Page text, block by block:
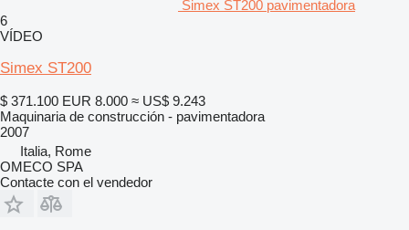
Simex ST200 pavimentadora
6
VÍDEO
Simex ST200
$ 371.100 EUR 8.000 ≈ US$ 9.243
Maquinaria de construcción - pavimentadora
2007
Italia, Rome
OMECO SPA
Contacte con el vendedor